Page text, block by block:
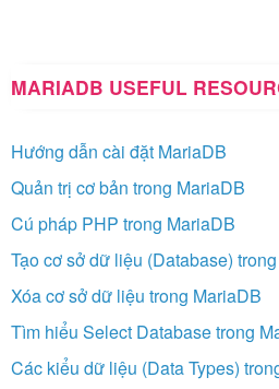
MARIADB USEFUL
Hướng dẫn cài đặt MariaDB
Quản trị cơ bản trong MariaDB
Cú pháp PHP trong MariaDB
Tạo cơ sở dữ liệu (Database)
Xóa cơ sở dữ liệu trong MariaDB
Tìm hiểu Select Database trong
Các kiểu dữ liệu (Data Types)